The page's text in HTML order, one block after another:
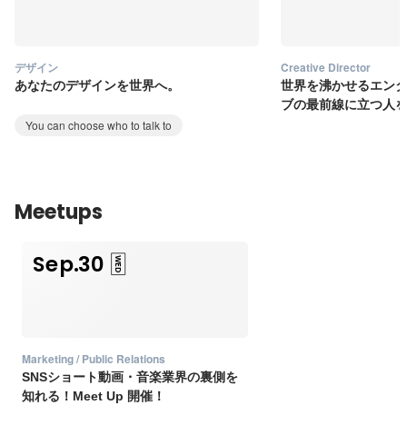
デザイン
あなたのデザインを世界へ。
You can choose who to talk to
Creative Director
世界を沸かせるエン
ブの最前線に立つ人
Meetups
Sep.30 WED
Marketing / Public Relations
SNSショート動画・音楽業界の裏側を
知れる！Meet Up 開催！